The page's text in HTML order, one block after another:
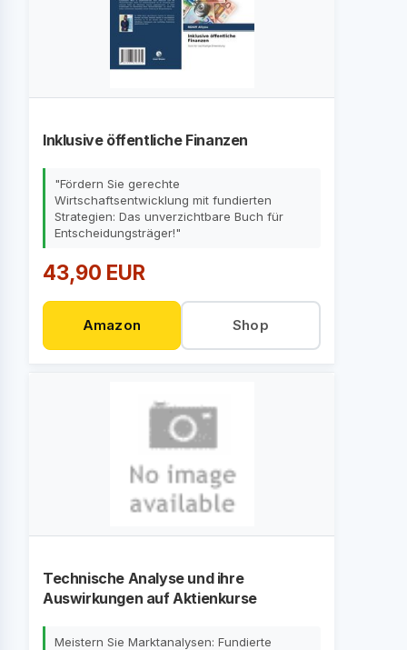
Inklusive öffentliche Finanzen
"Fördern Sie gerechte
Wirtschaftsentwicklung mit fundierten
Strategien: Das unverzichtbare Buch für
Entscheidungsträger!"
43,90 EUR
Amazon Shop
Technische Analyse und ihre
Auswirkungen auf Aktienkurse
Meistern Sie Marktanalysen: Fundierte